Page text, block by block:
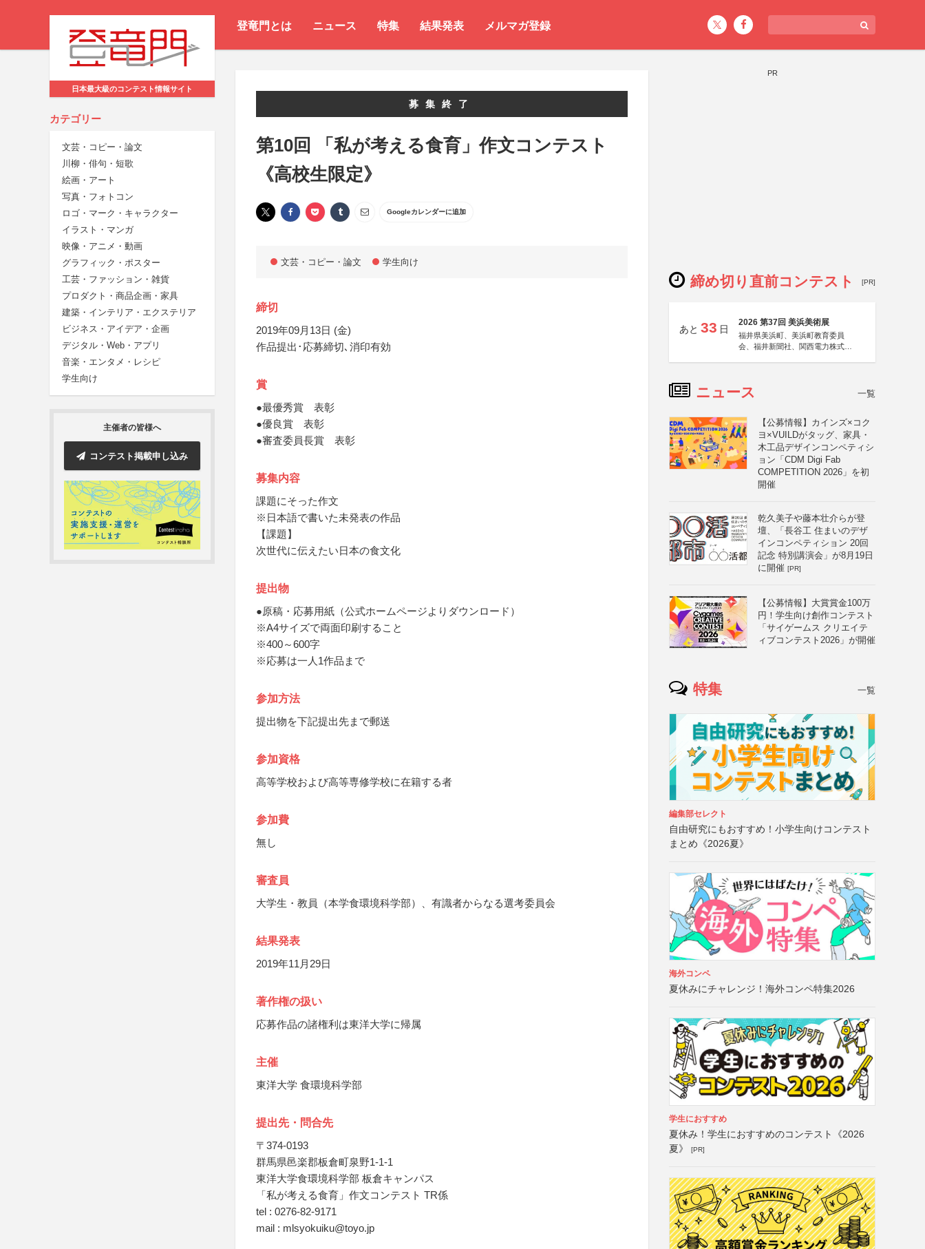
登竜門とは ニュース 特集 結果発表 メルマガ登録
日本最大級のコンテスト情報サイト
カテゴリー
文芸・コピー・論文
川柳・俳句・短歌
絵画・アート
写真・フォトコン
ロゴ・マーク・キャラクター
イラスト・マンガ
映像・アニメ・動画
グラフィック・ポスター
工芸・ファッション・雑貨
プロダクト・商品企画・家具
建築・インテリア・エクステリア
ビジネス・アイデア・企画
デジタル・Web・アプリ
音楽・エンタメ・レシピ
学生向け
主催者の皆様へ
コンテスト掲載申し込み
募集終了
第10回 「私が考える食育」作文コンテスト
《高校生限定》
Googleカレンダーに追加
文芸・コピー・論文 学生向け
締切
2019年09月13日 (金)
作品提出･応募締切､消印有効
賞
●最優秀賞 表彰
●優良賞 表彰
●審査委員長賞 表彰
募集内容
課題にそった作文
※日本語で書いた未発表の作品
【課題】
次世代に伝えたい日本の食文化
提出物
●原稿・応募用紙（公式ホームページよりダウンロード）
※A4サイズで両面印刷すること
※400～600字
※応募は一人1作品まで
参加方法
提出物を下記提出先まで郵送
参加資格
高等学校および高等専修学校に在籍する者
参加費
無し
審査員
大学生・教員（本学食環境科学部）、有識者からなる選考委員会
結果発表
2019年11月29日
著作権の扱い
応募作品の諸権利は東洋大学に帰属
主催
東洋大学 食環境科学部
提出先・問合先
〒374-0193
群馬県邑楽郡板倉町泉野1-1-1
東洋大学食環境科学部 板倉キャンパス
「私が考える食育」作文コンテスト TR係
tel : 0276-82-9171
mail : mlsyokuiku@toyo.jp
PR
締め切り直前コンテスト [PR]
あと 33 日
2026 第37回 美浜美術展
福井県美浜町、美浜町教育委員
会、福井新聞社、関西電力株式会
ニュース 一覧
【公募情報】カインズ×コク
ヨ×VUILDがタッグ、家具・
木工品デザインコンペティシ
ョン「CDM Digi Fab
COMPETITION 2026」を初
開催
乾久美子や藤本壮介らが登
壇、「長谷工 住まいのデザ
インコンペティション 20回
記念 特別講演会」が8月19日
に開催 [PR]
【公募情報】大賞賞金100万
円！学生向け創作コンテスト
「サイゲームス クリエイテ
ィブコンテスト2026」が開催
特集 一覧
編集部セレクト
自由研究にもおすすめ！小学生向けコンテスト
まとめ《2026夏》
海外コンペ
夏休みにチャレンジ！海外コンペ特集2026
学生におすすめ
夏休み！学生におすすめのコンテスト《2026
夏》
[PR]